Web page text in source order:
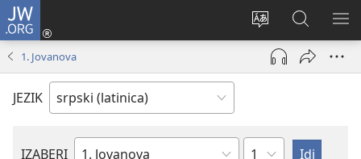
JW.ORG
Promeni
jezik
sajta
Prijava
(otvara
prozor)
Pretraga
sajta
JW.ORG
1. Jovanova
JEZIK
IZABERI Poglavlje